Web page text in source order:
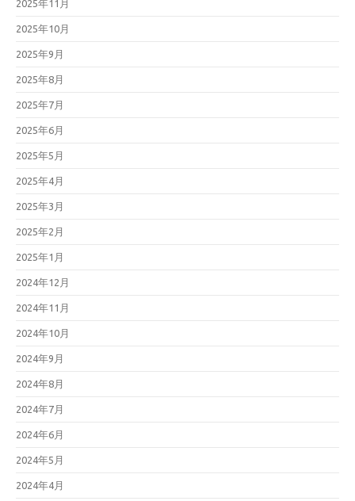
2025年11月
2025年10月
2025年9月
2025年8月
2025年7月
2025年6月
2025年5月
2025年4月
2025年3月
2025年2月
2025年1月
2024年12月
2024年11月
2024年10月
2024年9月
2024年8月
2024年7月
2024年6月
2024年5月
2024年4月